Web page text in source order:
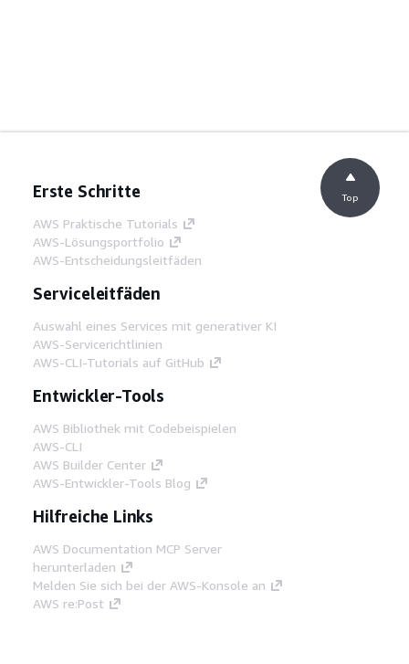
Erste Schritte
AWS Praktische Tutorials
AWS-Lösungsportfolio
AWS-Entscheidungsleitfäden
Serviceleitfäden
Auswahl eines Services mit generativer KI
AWS-Servicerichtlinien
AWS-CLI-Tutorials auf GitHub
Entwickler-Tools
AWS Bibliothek mit Codebeispielen
AWS-CLI
AWS Builder Center
AWS-Entwickler-Tools Blog
Hilfreiche Links
AWS Documentation MCP Server
herunterladen
Melden Sie sich bei der AWS-Konsole an
AWS re:Post
Top